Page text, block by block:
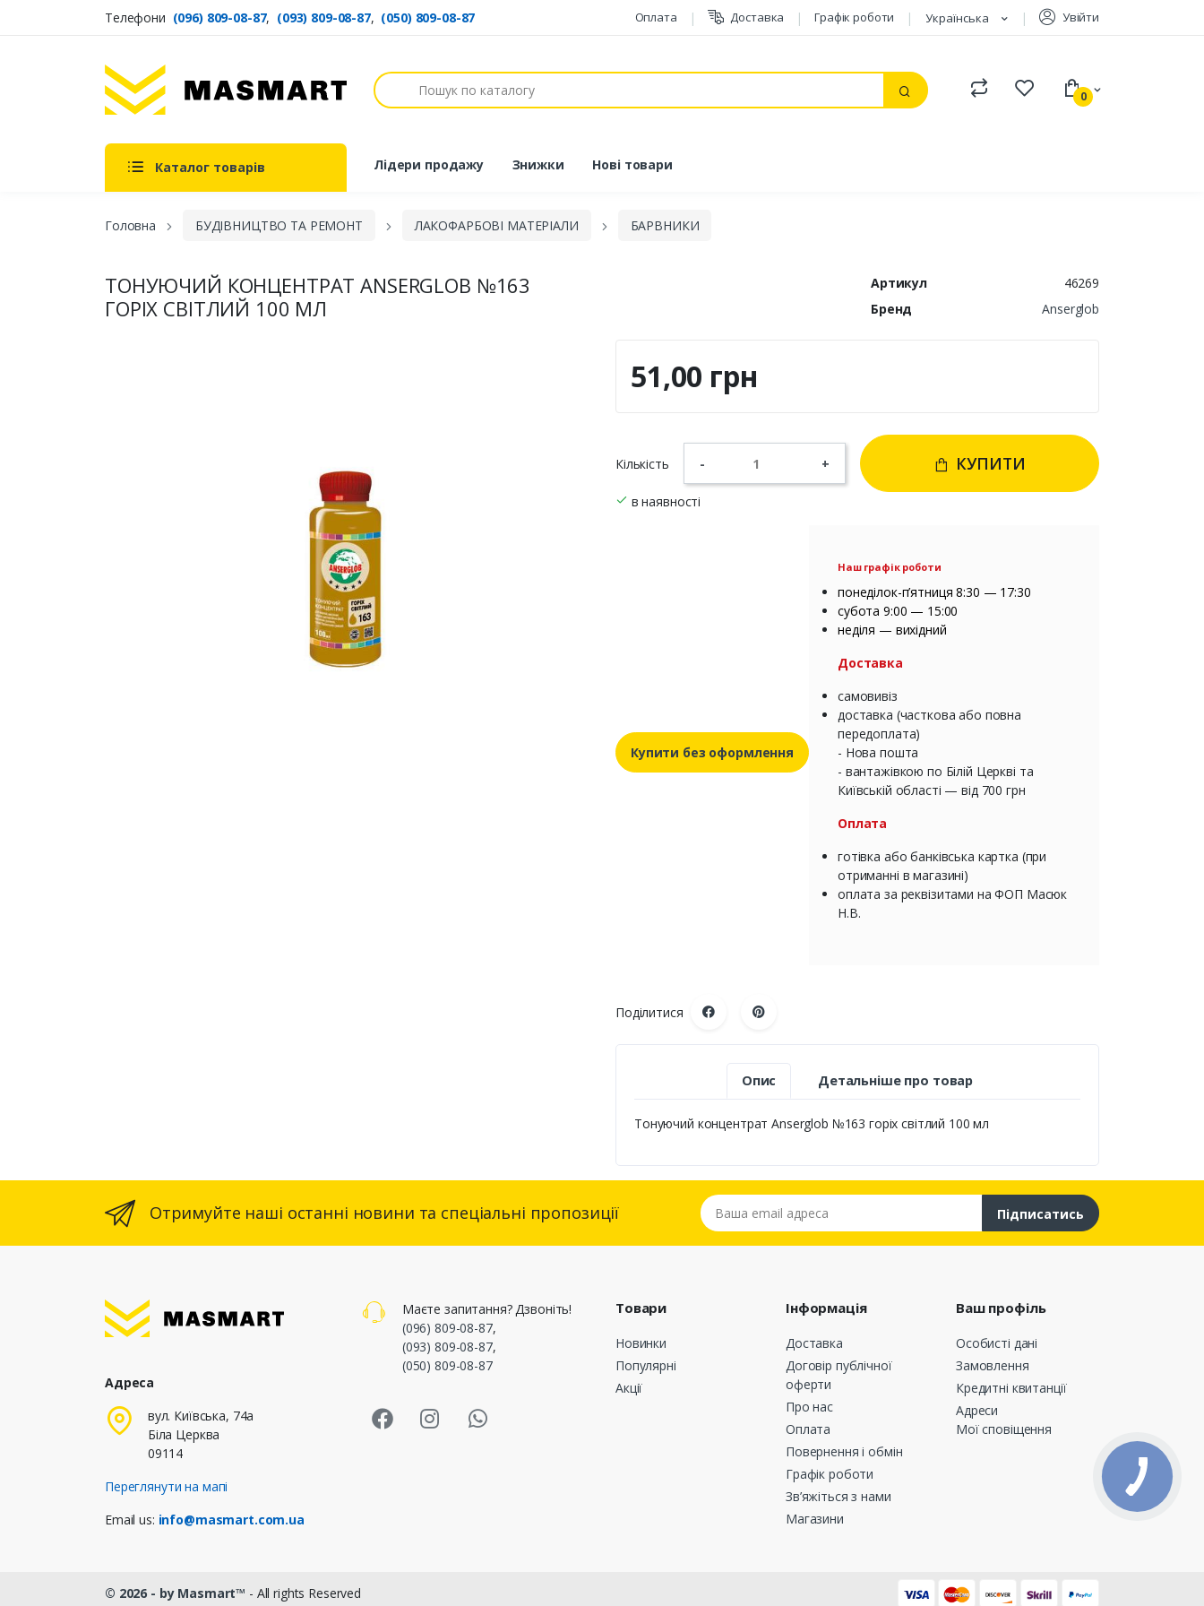
Телефони (096) 809-08-87, (093) 809-08-87, (050) 809-08-87 Оплата Доставка Графік роботи Українська Увійти
Masmart
Пошук
Пошук
Compare Watchlist
0
Каталог товарів Лідери продажу Знижки Нові товари
Головна БУДІВНИЦТВО ТА РЕМОНТ ЛАКОФАРБОВІ МАТЕРІАЛИ БАРВНИКИ
ТОНУЮЧИЙ КОНЦЕНТРАТ ANSERGLOB №163
ГОРІХ СВІТЛИЙ 100 МЛ
Артикул
46269
Бренд
Anserglob
51,00 грн
Кількість - + КУПИТИ
в наявності
Купити без оформлення
Наш графік роботи
понеділок-п’ятниця 8:30 — 17:30
субота 9:00 — 15:00
неділя — вихідний
Доставка
самовивіз
доставка (часткова або повна
передоплата)
- Нова пошта
- вантажівкою по Білій Церкві та
Київській області — від 700 грн
Оплата
готівка або банківська картка (при
отриманні в магазині)
оплата за реквізитами на ФОП Масюк
Н.В.
Поділитися
Опис Детальніше про товар
Тонуючий концентрат Anserglob №163 горіх світлий 100 мл
Отримуйте наші останні новини та спеціальні пропозиції Ваша email адреса
Підписатись
Адреса
вул. Київська, 74а
Біла Церква
09114
Переглянути на мапі
Email us: info@masmart.com.ua
Маєте запитання? Дзвоніть!
(096) 809-08-87,
(093) 809-08-87,
(050) 809-08-87
Masmart Instagram
Masmart Whatsapp
Товари
Новинки
Популярні
Акції
Інформація
Доставка
Договір публічної
оферти
Про нас
Оплата
Повернення і обмін
Графік роботи
Зв’яжіться з нами
Магазини
Ваш профіль
Особисті дані
Замовлення
Кредитні квитанції
Адреси
Мої сповіщення
© 2026 - by Masmart™ - All rights Reserved